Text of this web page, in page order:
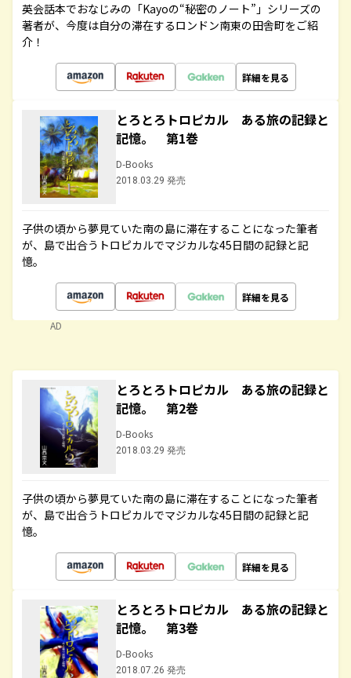
英会話本でおなじみの「Kayoの“秘密のノート”」シリーズの
著者が、今度は自分の滞在するロンドン南東の田舎町をご紹
介！
詳細を見る
とろとろトロピカル ある旅の記録と
記憶。 第1巻
D-Books
2018.03.29 発売
子供の頃から夢見ていた南の島に滞在することになった筆者
が、島で出合うトロピカルでマジカルな45日間の記録と記
憶。
詳細を見る
AD
とろとろトロピカル ある旅の記録と
記憶。 第2巻
D-Books
2018.03.29 発売
子供の頃から夢見ていた南の島に滞在することになった筆者
が、島で出合うトロピカルでマジカルな45日間の記録と記
憶。
詳細を見る
とろとろトロピカル ある旅の記録と
記憶。 第3巻
D-Books
2018.07.26 発売